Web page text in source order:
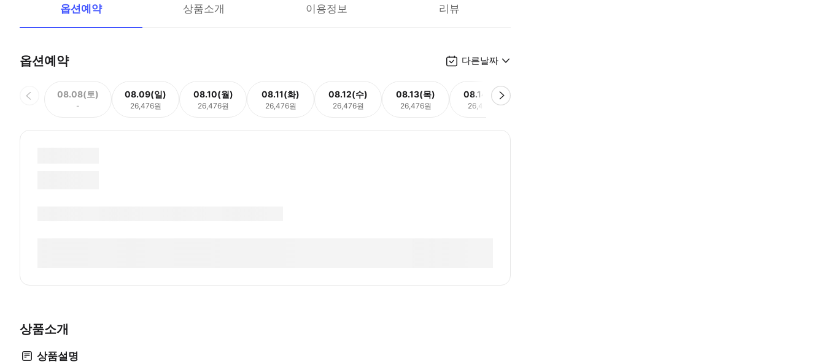
옵션예약 상품소개 이용정보 리뷰
옵션예약 다른날짜
08.08(토)
-
08.09(일)
26,476원
08.10(월)
26,476원
08.11(화)
26,476원
08.12(수)
26,476원
08.13(목)
26,476원
08.14(금)
26,476원
상품소개
상품설명